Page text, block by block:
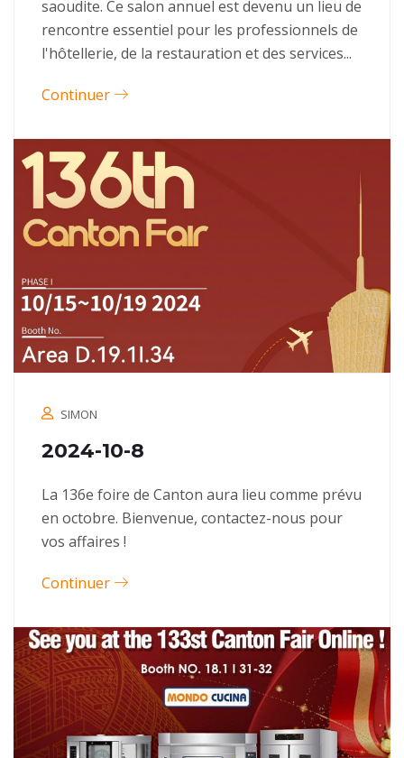
saoudite. Ce salon annuel est devenu un lieu de
rencontre essentiel pour les professionnels de
l'hôtellerie, de la restauration et des services...
Continuer
SIMON
2024-10-8
La 136e foire de Canton aura lieu comme prévu
en octobre. Bienvenue, contactez-nous pour
vos affaires !
Continuer